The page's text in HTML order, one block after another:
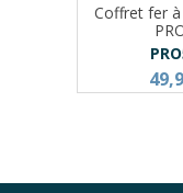
Coffret fer